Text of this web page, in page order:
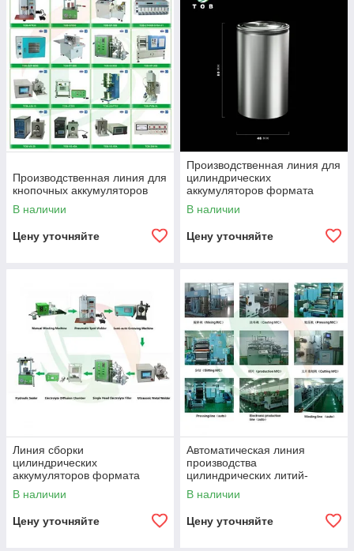
Производственная линия для
кнопочных аккумуляторов
В наличии
Цену уточняйте
Производственная линия для
цилиндрических
аккумуляторов формата
4680 / 4690 без выводов
(Tabless)
В наличии
Цену уточняйте
Линия сборки
цилиндрических
аккумуляторов формата
18650
В наличии
Цену уточняйте
Автоматическая линия
производства
цилиндрических литий-
ионных аккумуляторов
В наличии
Цену уточняйте